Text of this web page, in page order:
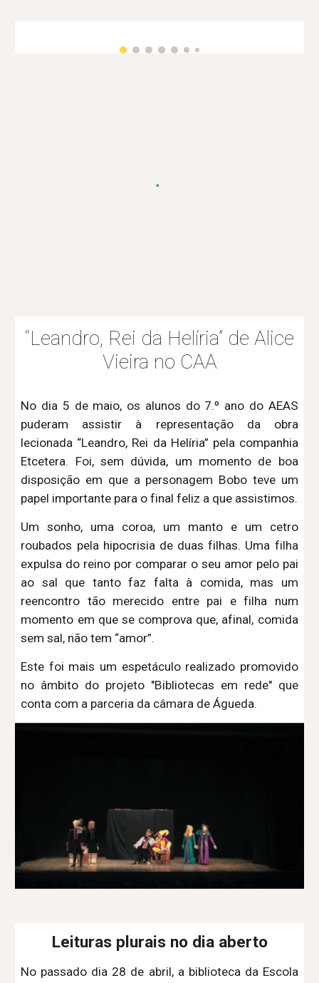
“Leandro, Rei da Helíria” de Alice
Vieira no CAA
No dia 5 de maio, os alunos do 7.º ano do AEAS
puderam assistir à representação da obra
lecionada “Leandro, Rei da Helíria” pela companhia
Etcetera. Foi, sem dúvida, um momento de boa
disposição em que a personagem Bobo teve um
papel importante para o final feliz a que assistimos.
Um sonho, uma coroa, um manto e um cetro
roubados pela hipocrisia de duas filhas. Uma filha
expulsa do reino por comparar o seu amor pelo pai
ao sal que tanto faz falta à comida, mas um
reencontro tão merecido entre pai e filha num
momento em que se comprova que, afinal, comida
sem sal, não tem “amor”.
Este foi mais um espetáculo realizado promovido
no âmbito do projeto "Bibliotecas em rede" que
conta com a parceria da câmara de Águeda.
Leituras plurais no dia aberto
No passado dia 28 de abril, a biblioteca da Escola